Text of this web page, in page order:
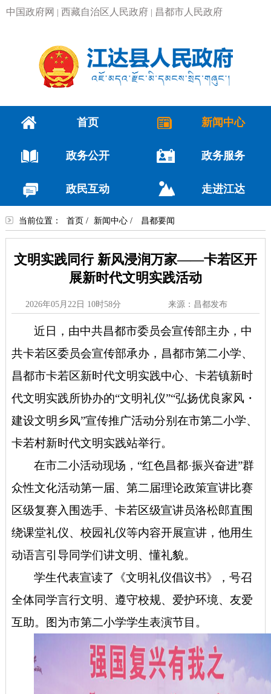
中国政府网 西藏自治区人民政府 昌都市人民政府
首页 新闻中心
政务公开 政务服务
政民互动 走进江达
当前位置： 首页 / 新闻中心/ 昌都要闻
文明实践同行 新风浸润万家——卡若区开
展新时代文明实践活动
2026年05月22日 10时58分 来源：昌都发布
近日，由中共昌都市委员会宣传部主办，中
共卡若区委员会宣传部承办，昌都市第二小学、
昌都市卡若区新时代文明实践中心、卡若镇新时
代文明实践所协办的“文明礼仪”“弘扬优良家风・
建设文明乡风”宣传推广活动分别在市第二小学、
卡若村新时代文明实践站举行。
在市二小活动现场， “红色昌都·振兴奋进”群
众性文化活动第一届、第二届理论政策宣讲比赛
区级复赛入围选手、卡若区级宣讲员洛松郎直围
绕课堂礼仪、校园礼仪等内容开展宣讲，他用生
动语言引导同学们讲文明、懂礼貌。
学生代表宣读了《文明礼仪倡议书》，号召
全体同学言行文明、遵守校规、爱护环境、友爱
互助。
图为市第二小学学生表演节目。